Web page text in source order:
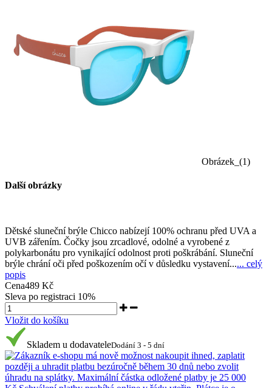
Obrázek_(1)
Další obrázky
Dětské sluneční brýle Chicco nabízejí 100% ochranu před UVA a
UVB zářením. Čočky jsou zrcadlové, odolné a vyrobené z
polykarbonátu pro vynikající odolnost proti poškrábání. Sluneční
brýle chrání oči před poškozením očí v důsledku vystavení...... celý
popis
Cena489 Kč
Sleva po registraci 10%
Vložit do košíku
Skladem u dodavateleDodání 3 - 5 dní